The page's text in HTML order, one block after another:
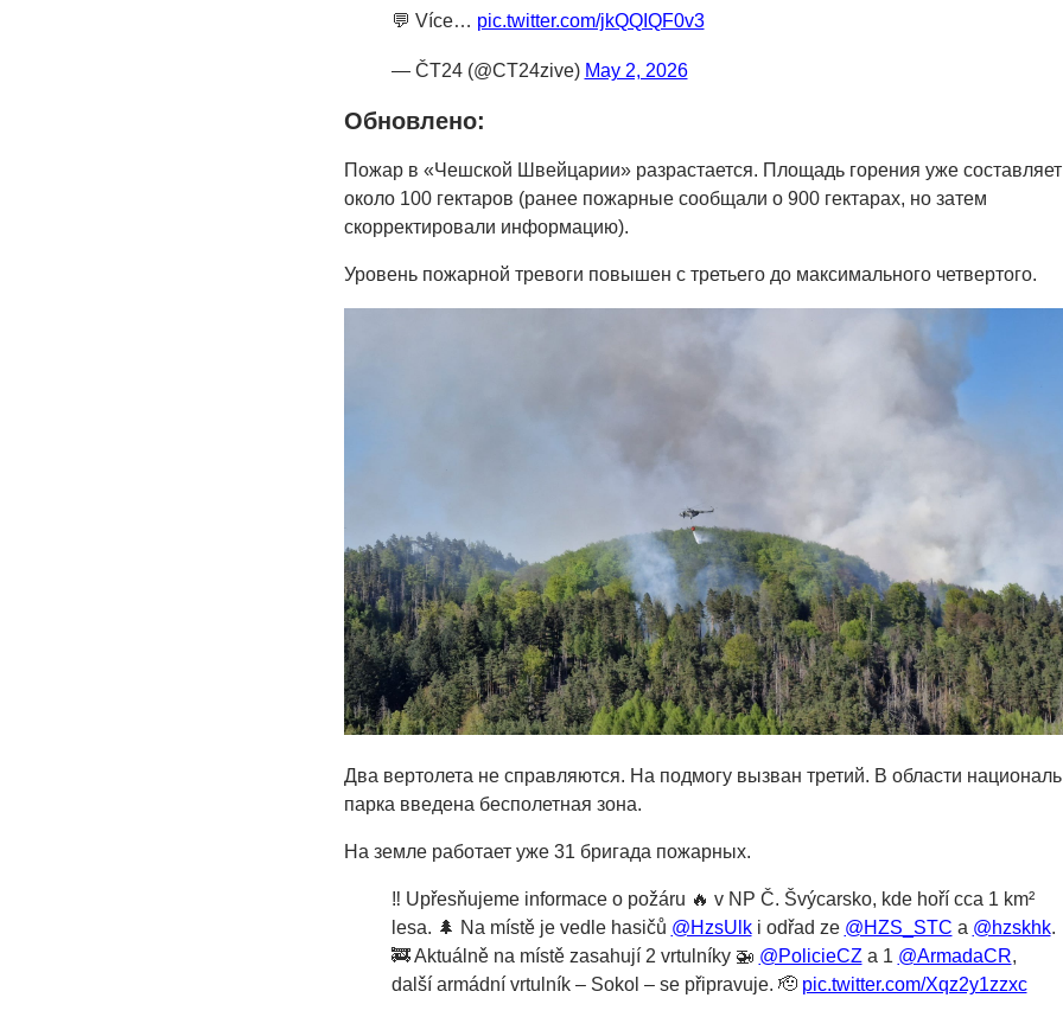
💬 Více… pic.twitter.com/jkQQIQF0v3
— ČT24 (@CT24zive) May 2, 2026
Обновлено:
Пожар в «Чешской Швейцарии» разрастается. Площадь горения уже составляет
около 100 гектаров (ранее пожарные сообщали о 900 гектарах, но затем
скорректировали информацию).
Уровень пожарной тревоги повышен с третьего до максимального четвертого.
Два вертолета не справляются. На подмогу вызван третий. В области
парка введена бесполетная зона.
На земле работает уже 31 бригада пожарных.
‼️ Upřesňujeme informace o požáru 🔥 v NP Č. Švýcarsko, kde hoří cca 1 km²
lesa. 🌲 Na místě je vedle hasičů @HzsUlki odřad ze @HZS_STC a @hzskhk.
🚒 Aktuálně na místě zasahují 2 vrtulníky 🚁 @PolicieCZ a 1 @ArmadaCR,
další armádní vrtulník – Sokol – se připravuje. 🫡 pic.twitter.com/Xqz2y1zzxc